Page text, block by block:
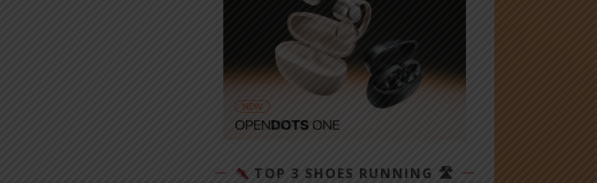
TOP 3 SHOES RUNNING 🛣